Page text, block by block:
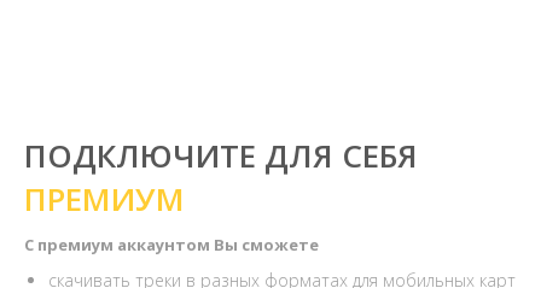
ПОДКЛЮЧИТЕ ДЛЯ СЕБЯ
ПРЕМИУМ
С премиум аккаунтом Вы сможете
скачивать треки в разных форматах для мобильных карт